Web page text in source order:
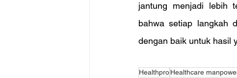
jantung menjadi lebih
bahwa setiap langkah
dengan baik untuk hasil
HealthproHealthcare